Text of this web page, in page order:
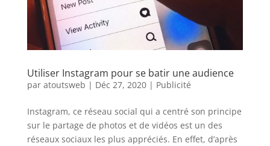
Utiliser Instagram pour se batir une audience
par atoutsweb | Déc 27, 2020| Publicité
Instagram, ce réseau social qui a centré son principe
sur le partage de photos et de vidéos est un des
réseaux sociaux les plus appréciés. En effet, d’après